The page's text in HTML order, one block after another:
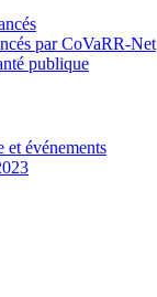
par CoVaRR-Net
publique
et événements